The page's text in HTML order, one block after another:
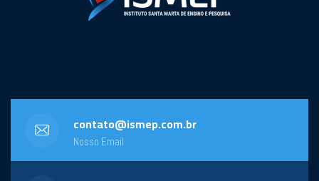
contato@ismep.com.br
Nosso Email